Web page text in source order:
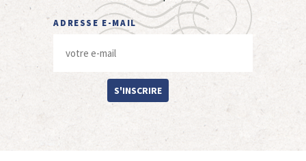
ADRESSE E-MAIL
S'INSCRIRE